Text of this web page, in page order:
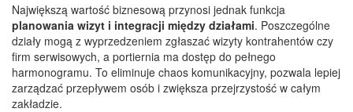
Największą wartość biznesową przynosi jednak funkcja
planowania wizyt i integracji między działami. Poszczególne
działy mogą z wyprzedzeniem zgłaszać wizyty kontrahentów czy
firm serwisowych, a portiernia ma dostęp do pełnego
harmonogramu. To eliminuje chaos komunikacyjny, pozwala lepiej
zarządzać przepływem osób i zwiększa przejrzystość w całym
zakładzie.